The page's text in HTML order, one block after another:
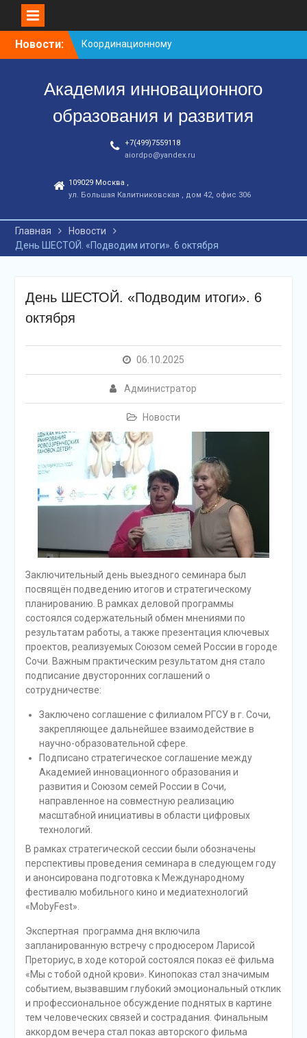
Новости:
Координационному
центру-25 лет!
группа
С юбилеем КЦ!
Академия инновационного
образования и развития
+7(499)7559118
aiordpo@yandex.ru
109029 Москва ,
ул. Большая Калитниковская , дом 42, офис 306
Главная
Новости
День ШЕСТОЙ. «Подводим итоги». 6 октября
День ШЕСТОЙ. «Подводим итоги». 6
октября
06.10.2025
Администратор
Новости
Заключительный день выездного семинара был
посвящён подведению итогов и стратегическому
планированию. В рамках деловой программы
состоялся содержательный обмен мнениями по
результатам работы, а также презентация ключевых
проектов, реализуемых Союзом семей России в городе
Сочи. Важным практическим результатом дня стало
подписание двусторонних соглашений о
сотрудничестве:
Заключено соглашение с филиалом РГСУ в г. Сочи,
закрепляющее дальнейшее взаимодействие в
научно-образовательной сфере.
Подписано стратегическое соглашение между
Академией инновационного образования и
развития и Союзом семей России в Сочи,
направленное на совместную реализацию
масштабной инициативы в области цифровых
технологий.
В рамках стратегической сессии были обозначены
перспективы проведения семинара в следующем году
и анонсирована подготовка к Международному
фестивалю мобильного кино и медиатехнологий
«MobyFest».
Экспертная программа дня включила
запланированную встречу с продюсером Ларисой
Преториус, в ходе которой состоялся показ её фильма
«Мы с тобой одной крови». Кинопоказ стал значимым
событием, вызвавшим глубокий эмоциональный отклик
и профессиональное обсуждение поднятых в картине
тем человеческих связей и сострадания. Финальным
аккордом вечера стал показ авторского фильма